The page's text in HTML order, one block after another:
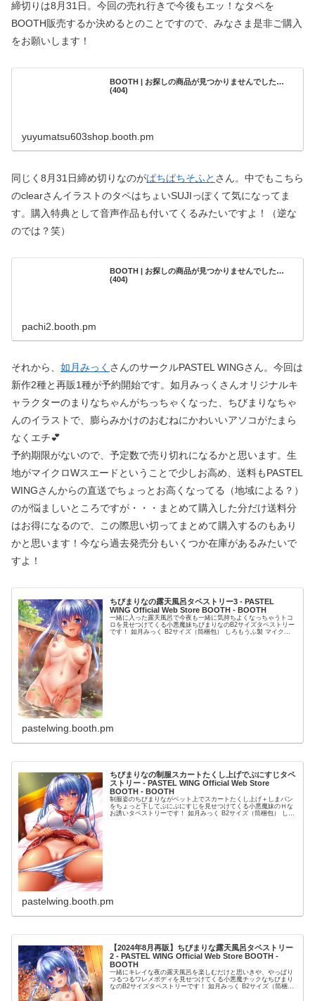
締切りは8月31日。今回の売れ行きで今後もエッ！なタペを
BOOTH販売するか決めるとのことですので、みなさま是非ご購入
をお願いします！
BOOTH | お探しの商品が見つかりませんでした…
(404)
yuyumatsu603shop.booth.pm
同じく8月31日締め切りなのがぱちぱちそふと さん。中でもこちら
のclearさんイラストのタペはちょいSUJIっぽくて気になってま
す。購入特典として音声作品も付いてくるみたいですよ！（逆な
のでは？笑）
BOOTH | お探しの商品が見つかりませんでした…
(404)
pachi2.booth.pm
それから、 如月みっく さんのサークルPASTEL WINGさん。今回は
新作2種と再販1種が予約開始です。如月みっくさんオリジナルキ
ャラクターのまりなちゃんがちっちゃくなった、ちびまりなちゃ
んのイラストで、膨らみかけのおむねにかわいいアソコがたまら
なくエチ💕
予約期限がないので、予定数で売り切れになるかと思います。生
地がマイクロWスエードということで少しお高め、送料もPASTEL
WINGさんからの直送でちょっとお高くなってる（地域による？）
のが悩ましいところですが・・・まとめて購入した分だけ送料分
はお得になるので、この際思い切ってまとめて購入するのもあり
かと思います！今なら過去発売分もいくつか在庫があるみたいで
すよ！
ちびまりなの露天風呂タペストリー3 - PASTEL
WING Official Web Store BOOTH - BOOTH
一緒に入った露天風呂で今夜も一緒に気持ちよくなっちゃうトコ
ロを見せつけてくる小悪魔妹ちびまりなのB2サイズタペストリー
です！ 如月みっく B2サイズ（筒梱包） しろもうふ製 マイクロ
pastelwing.booth.pm
ちびまりなの制服スカートたくし上げでぷにすじタペ
ストリー - PASTEL WING Official Web Store
BOOTH - BOOTH
制服姿のちびまりながベット上でスカートたくし上げ＋しまパン
をちょっと下してぷにぷにすじを見せつけてくる小悪魔妹のＨな
お誘いタペストリーです！ 如月みっく B2サイズ（筒梱包） しろ
pastelwing.booth.pm
【2024年8月再販】ちびまりな露天風呂タペストリー
2 - PASTEL WING Official Web Store BOOTH -
BOOTH
一緒にキレイな夜の露天風呂を楽しむだけと思いきや、やっぱり
つるつるワレメボディを見せつけてくる小悪魔チックなちびまり
なのB2サイズタペストリーです！ 如月みっく B2サイズ（筒梱